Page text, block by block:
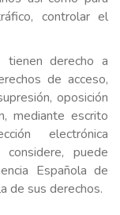
controlar el
tienen derecho a
de acceso,
oposición
mediante escrito
electrónica
puede
Española de
de sus derechos.